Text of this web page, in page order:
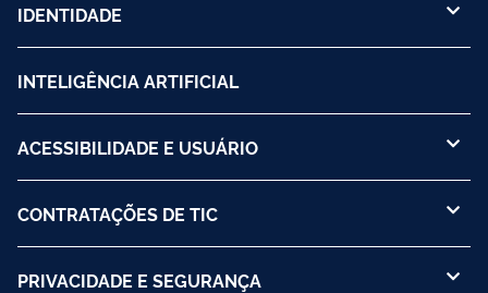
IDENTIDADE
INTELIGÊNCIA ARTIFICIAL
ACESSIBILIDADE E USUÁRIO
CONTRATAÇÕES DE TIC
PRIVACIDADE E SEGURANÇA